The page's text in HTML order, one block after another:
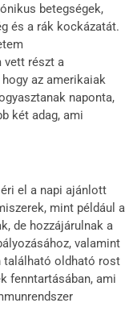
betegségek,
és a rák kockázatát.
vett részt a
az amerikaiak
naponta,
két adag, ami
el a napi ajánlott
mint például a
de hozzájárulnak a
valamint
található oldható rost
fenntartásában, ami